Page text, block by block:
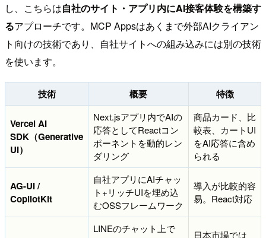
し、こちらは自社のサイト・アプリ内にAI接客体験を構築す
るアプローチです。MCP Appsはあくまで外部AIクライアン
ト向けの技術であり、自社サイトへの組み込みには別の技術
を使います。
技術 概要 特徴
Vercel AI
SDK（Generative
UI）
Next.jsアプリ内でAIの
応答としてReactコン
ポーネントを動的レン
ダリング
商品カード、比
較表、カートUI
をAI応答に含め
られる
AG-UI /
CopilotKit
自社アプリにAIチャッ
ト+リッチUIを埋め込
むOSSフレームワーク
導入が比較的容
易。React対応
LINEのチャット上で
日本市場では